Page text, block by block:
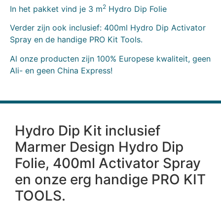
In het pakket vind je 3 m2 Hydro Dip Folie
Verder zijn ook inclusief: 400ml Hydro Dip Activator
Spray en de handige PRO Kit Tools.
Al onze producten zijn 100% Europese kwaliteit, geen
Ali- en geen China Express!
Hydro Dip Kit inclusief
Marmer Design Hydro Dip
Folie, 400ml Activator Spray
en onze erg handige PRO KIT
TOOLS.